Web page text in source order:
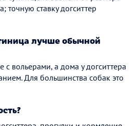
точную ставку догситтер
лучше обычной
с вольерами, а дома у догситтера
Для большинства собак это